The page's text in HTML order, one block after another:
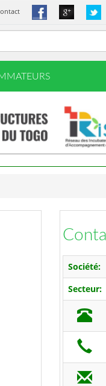
Société:
Secteur: